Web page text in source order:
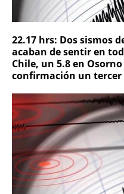
22.17 hrs: Dos sismos
acaban de sentir en
Chile, un 5.8 en
confirmación un